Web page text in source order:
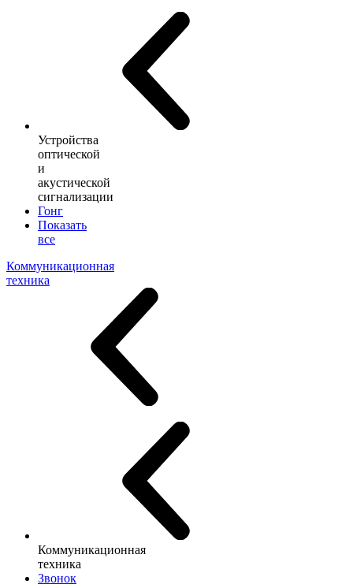
Устройства
оптической
и
акустической
сигнализации
Гонг
Показать
все
Коммуникационная
техника
Коммуникационная
техника
Звонок